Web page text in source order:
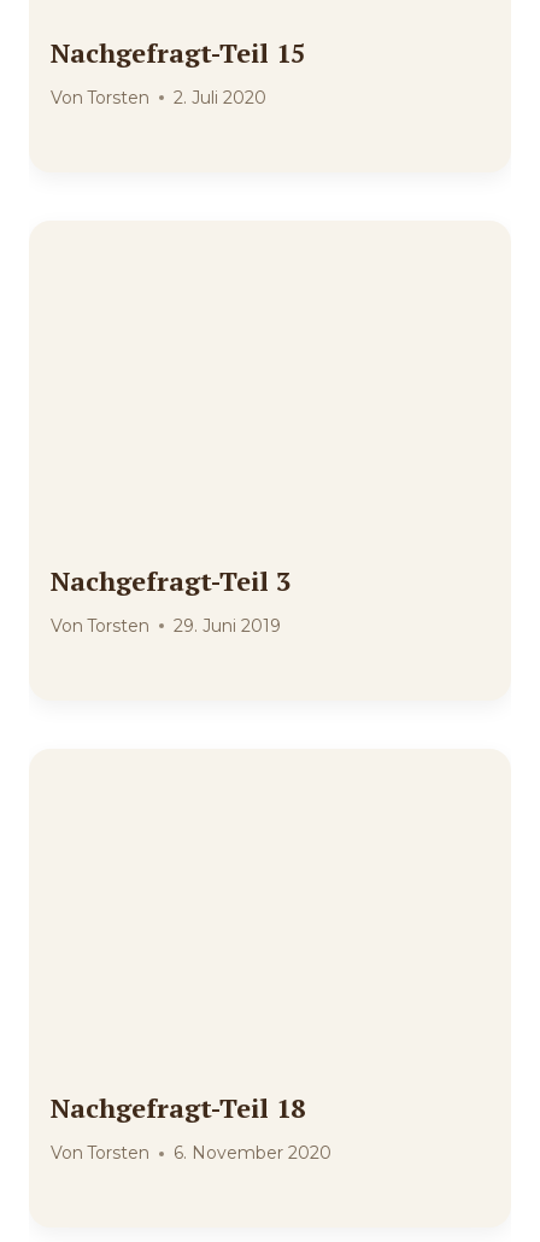
Nachgefragt-Teil 15
Von Torsten 2. Juli 2020
Nachgefragt-Teil 3
Von Torsten 29. Juni 2019
Nachgefragt-Teil 18
Von Torsten 6. November 2020